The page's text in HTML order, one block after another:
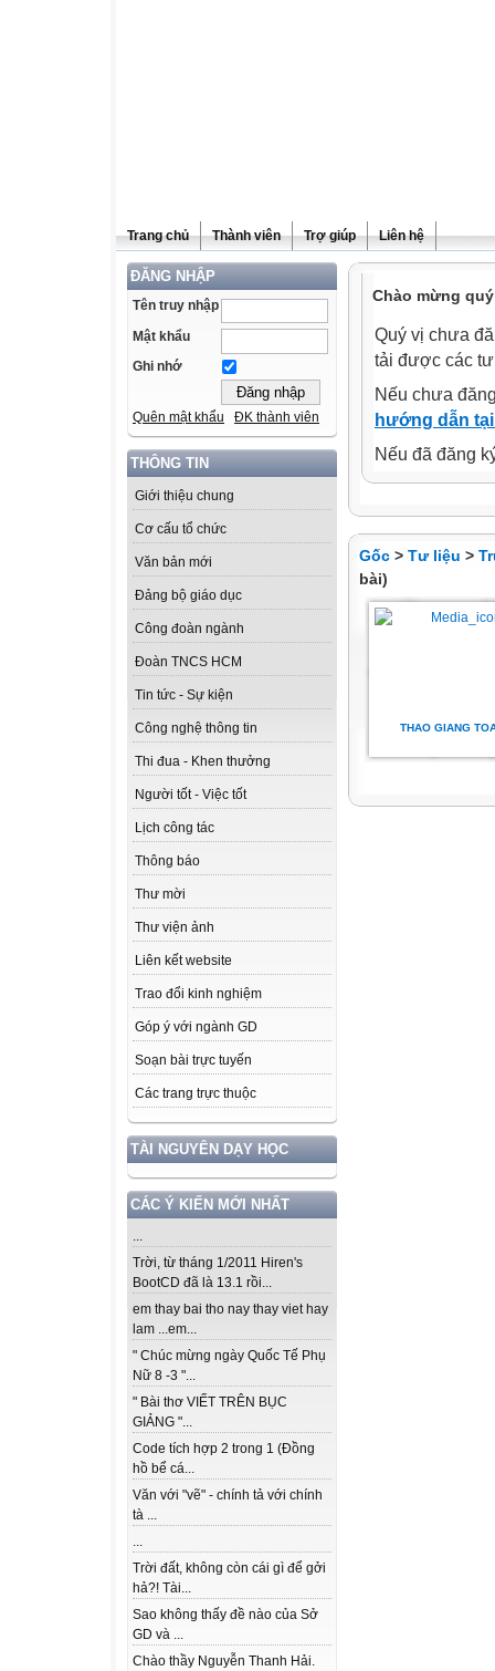
Trang chủ Thành viên Trợ giúp Liên hệ
ĐĂNG NHẬP
Tên truy nhập
Mật khẩu
Ghi nhớ
Quên mật khẩu ĐK thành viên
THÔNG TIN
Giới thiệu chung
Cơ cấu tổ chức
Văn bản mới
Đảng bộ giáo dục
Công đoàn ngành
Đoàn TNCS HCM
Tin tức - Sự kiện
Công nghệ thông tin
Thi đua - Khen thưởng
Người tốt - Việc tốt
Lịch công tác
Thông báo
Thư mời
Thư viện ảnh
Liên kết website
Trao đổi kinh nghiệm
Góp ý với ngành GD
Soạn bài trực tuyến
Các trang trực thuộc
TÀI NGUYÊN DẠY HỌC
CÁC Ý KIẾN MỚI NHẤT
...
Trời, từ tháng 1/2011 Hiren's
BootCD đã là 13.1 rồi...
em thay bai tho nay thay viet hay
lam ...em...
" Chúc mừng ngày Quốc Tế Phụ
Nữ 8 -3 "...
" Bài thơ VIẾT TRÊN BỤC
GIẢNG "...
Code tích hợp 2 trong 1 (Đồng
hồ bể cá...
Văn với "vẽ" - chính tả với chính
tà ...
...
Trời đất, không còn cái gì để gởi
hả?! Tài...
Sao không thấy đề nào của Sở
GD và ...
Chào thầy Nguyễn Thanh Hải.
Chào mừng
Quý vị chưa
tải được các
Nếu chưa
hướng dẫn
Nếu đã đăng
Gốc > Tư liệu >
bài)
THAO GIANG